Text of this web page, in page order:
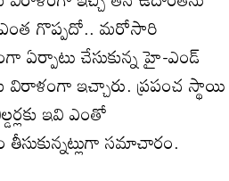
ఎంత గొప్పదో.. మరోసారి
ఏర్పాటు చేసుకున్న హై-ఎండ్
విరాళంగా ఇచ్చారు. ప్రపంచ స్థాయి
ఇవి ఎంతో
సమాచారం.